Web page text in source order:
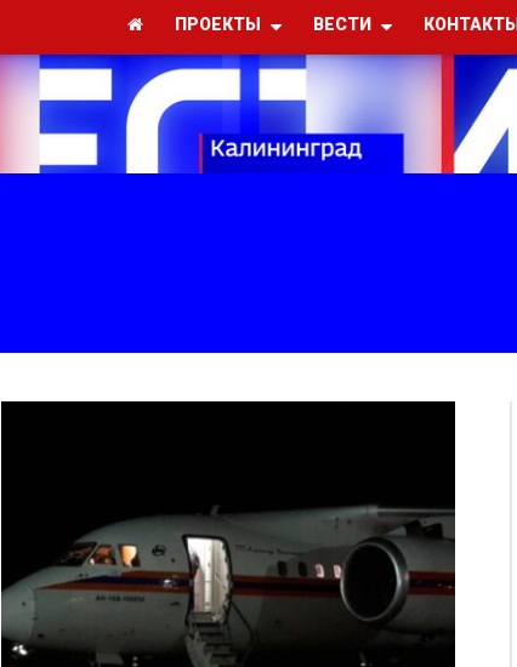
ПРОЕКТЫ ВЕСТИ КОНТАКТЫ